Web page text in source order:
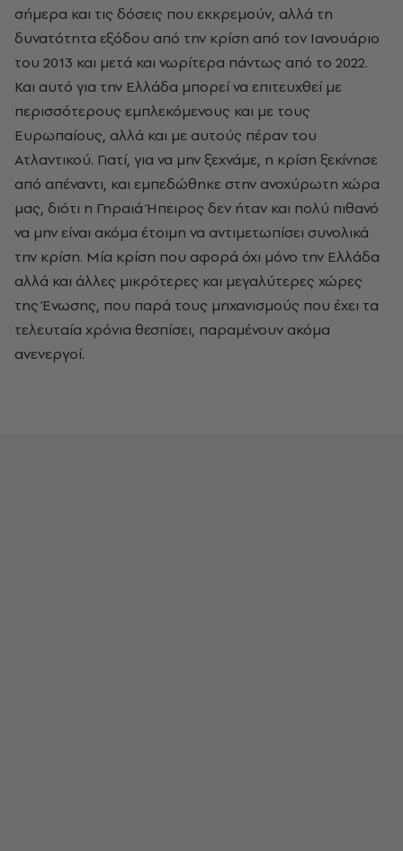
σήμερα και τις δόσεις που εκκρεμούν, αλλά τη
δυνατότητα εξόδου από την κρίση από τον Ιανουάριο
του 2013 και μετά και νωρίτερα πάντως από το 2022.
Και αυτό για την Ελλάδα μπορεί να επιτευχθεί με
περισσότερους εμπλεκόμενους και με τους
Ευρωπαίους, αλλά και με αυτούς πέραν του
Ατλαντικού. Γιατί, για να μην ξεχνάμε, η κρίση ξεκίνησε
από απέναντι, και εμπεδώθηκε στην ανοχύρωτη χώρα
μας, διότι η Γηραιά Ήπειρος δεν ήταν και πολύ πιθανό
να μην είναι ακόμα έτοιμη να αντιμετωπίσει συνολικά
την κρίση. Μία κρίση που αφορά όχι μόνο την Ελλάδα
αλλά και άλλες μικρότερες και μεγαλύτερες χώρες
της Ένωσης, που παρά τους μηχανισμούς που έχει τα
τελευταία χρόνια θεσπίσει, παραμένουν ακόμα
ανενεργοί.